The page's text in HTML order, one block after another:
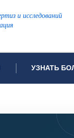
и исследований
УЗНАТЬ
Видео
Частые